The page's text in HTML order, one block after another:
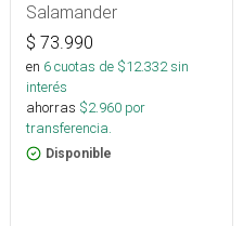
Salamander
$ 73.990
en 6cuotas de $12.332sin
interés
ahorras $2.960 por
transferencia.
Disponible